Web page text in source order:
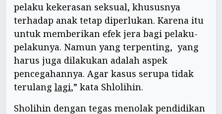
pelaku kekerasan seksual, khususnya
terhadap anak tetap diperlukan. Karena itu
untuk memberikan efek jera bagi pelaku-
pelakunya. Namun yang terpenting, yang
harus juga dilakukan adalah aspek
pencegahannya. Agar kasus serupa tidak
terulang lagi,” kata Shlolihin.
Sholihin dengan tegas menolak pendidikan